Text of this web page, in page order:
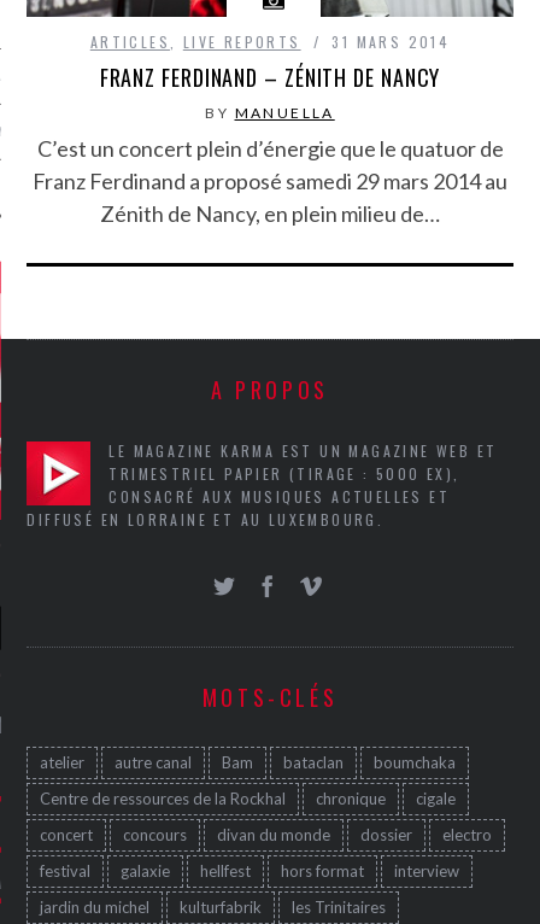
CRITIQUES
7.6
DUDE’S REV...
5.4
CLAN – A BE...
6.8
– HEL...
ARTICLES LIVE REPORTS 31 MARS 2014
FRANZ FERDINAND – ZÉNITH DE NANCY
BY MANUELLA
C’est un concert plein d’énergie que le quatuor de
Franz Ferdinand a proposé samedi 29 mars 2014 au
Zénith de Nancy, en plein milieu de…
A PROPOS
LE MAGAZINE KARMA EST UN MAGAZINE WEB ET
TRIMESTRIEL PAPIER (TIRAGE : 5000 EX),
CONSACRÉ AUX MUSIQUES ACTUELLES ET
DIFFUSÉ EN LORRAINE ET AU LUXEMBOURG.
MOTS-CLÉS
atelier autre canal Bam bataclan
boumchaka
Centre de ressources de la Rockhal
chronique
cigale
concert
concours divan du monde dossier
electro
festival
galaxie hellfest hors format
interview
jardin du michel
kulturfabrik
les Trinitaires